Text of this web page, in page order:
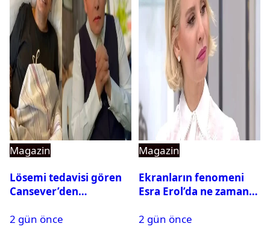
Magazin
Lösemi tedavisi gören
Cansever’den
2 gün önce
Magazin
Ekranların fenomeni
Esra Erol’da ne zaman
2 gün önce